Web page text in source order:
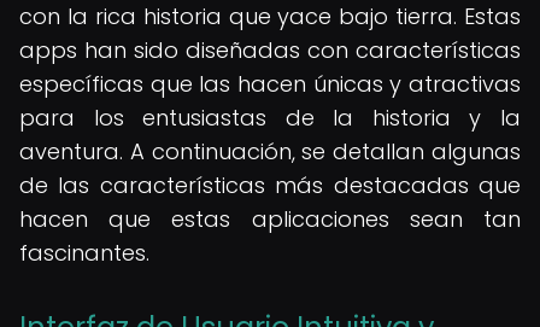
con la rica historia que yace bajo tierra. Estas
apps han sido diseñadas con características
específicas que las hacen únicas y atractivas
para los entusiastas de la historia y la
aventura. A continuación, se detallan algunas
de las características más destacadas que
hacen que estas aplicaciones sean tan
fascinantes.